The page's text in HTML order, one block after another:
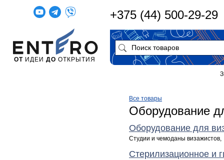
Все товары
Оборудование
Оборудование для
Студии и чемоданы визажистов,
Стерилизационное и
ОТ ИДЕИ ДО ОТКРЫТИЯ
+375 (44) 500-29-29